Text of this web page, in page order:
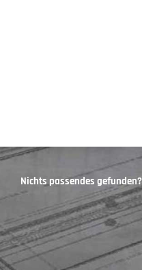
Nichts passendes gefunden?